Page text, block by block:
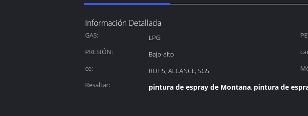
Información Detallada
GAS: LPG
PRESIÓN:
Bajo-alto
ce:
ROHS, ALCANCE, SGS
Resaltar:
pintura de espray de Montana, pintura de